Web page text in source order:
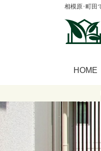
相模原･町田
HOME